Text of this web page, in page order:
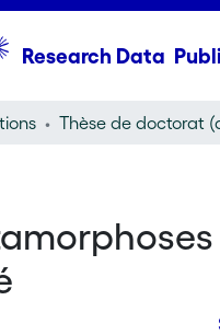
Research Data